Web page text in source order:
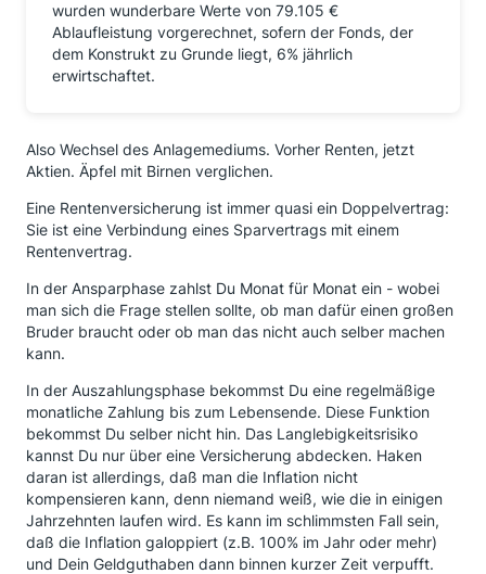
wurden wunderbare Werte von 79.105 €
Ablaufleistung vorgerechnet, sofern der Fonds, der
dem Konstrukt zu Grunde liegt, 6% jährlich
erwirtschaftet.
Also Wechsel des Anlagemediums. Vorher Renten, jetzt
Aktien. Äpfel mit Birnen verglichen.
Eine Rentenversicherung ist immer quasi ein Doppelvertrag:
Sie ist eine Verbindung eines Sparvertrags mit einem
Rentenvertrag.
In der Ansparphase zahlst Du Monat für Monat ein - wobei
man sich die Frage stellen sollte, ob man dafür einen großen
Bruder braucht oder ob man das nicht auch selber machen
kann.
In der Auszahlungsphase bekommst Du eine regelmäßige
monatliche Zahlung bis zum Lebensende. Diese Funktion
bekommst Du selber nicht hin. Das Langlebigkeitsrisiko
kannst Du nur über eine Versicherung abdecken. Haken
daran ist allerdings, daß man die Inflation nicht
kompensieren kann, denn niemand weiß, wie die in einigen
Jahrzehnten laufen wird. Es kann im schlimmsten Fall sein,
daß die Inflation galoppiert (z.B. 100% im Jahr oder mehr)
und Dein Geldguthaben dann binnen kurzer Zeit verpufft.